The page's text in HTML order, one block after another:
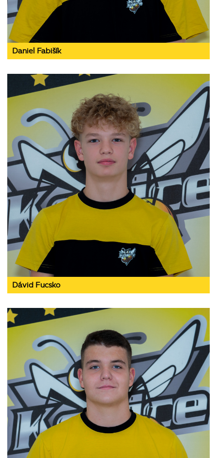
Daniel Fabišík
Dávid Fucsko